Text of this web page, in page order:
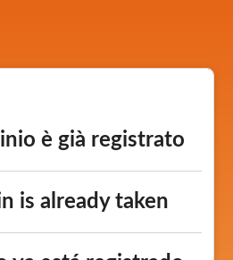
è già registrato
is already taken